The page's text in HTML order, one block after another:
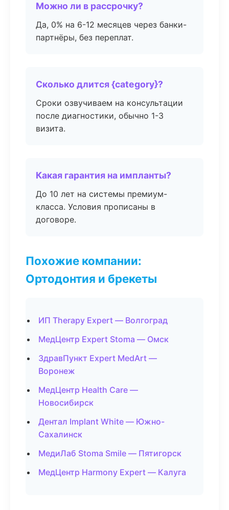
Можно ли в рассрочку?
Да, 0% на 6-12 месяцев через банки-
партнёры, без переплат.
Сколько длится {category}?
Сроки озвучиваем на консультации
после диагностики, обычно 1-3
визита.
Какая гарантия на импланты?
До 10 лет на системы премиум-
класса. Условия прописаны в
договоре.
Похожие компании:
Ортодонтия и брекеты
ИП Therapy Expert — Волгоград
МедЦентр Expert Stoma — Омск
ЗдравПункт Expert MedArt —
Воронеж
МедЦентр Health Care —
Новосибирск
Дентал Implant White — Южно-
Сахалинск
МедиЛаб Stoma Smile — Пятигорск
МедЦентр Harmony Expert — Калуга